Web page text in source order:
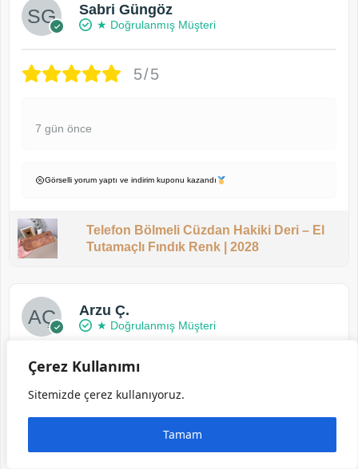
Çerez Kullanımı
Sitemizde çerez kullanıyoruz.
Tamam
Sabri Güngöz
★ Doğrulanmış Müşteri
5/5
7 gün önce
Görselli yorum yaptı ve indirim kuponu kazandı
Telefon Bölmeli Cüzdan Hakiki Deri – El
Tutamaçlı Fındık Renk | 2028
Arzu Ç.
★ Doğrulanmış Müşteri
4/5
Kartlık çok iyi mükemmel, baskısı kalitesi güzel,
ama not için yazdığınız kağıdı yamuk yumuk
özensiz kesip yapıştırmışsınız. Hediye verilecek